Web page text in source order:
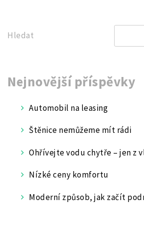
Hledat
Nejnovější příspěvky
Automobil na leasing
Štěnice nemůžeme mít rádi
Ohřívejte vodu chytře – jen z
Nízké ceny komfortu
Moderní způsob, jak začít